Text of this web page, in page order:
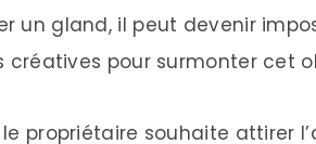
un gland, il peut devenir
créatives pour surmonter cet
le propriétaire souhaite attirer